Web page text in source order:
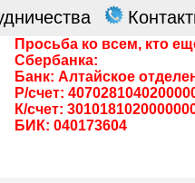
Просьба ко всем, кто
Сбербанка:
Банк: Алтайское
Р/счет:
К/счет:
БИК: 040173604